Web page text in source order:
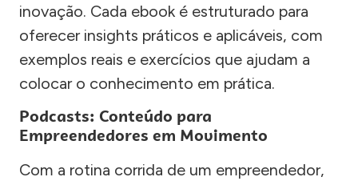
inovação. Cada ebook é estruturado para
oferecer insights práticos e aplicáveis, com
exemplos reais e exercícios que ajudam a
colocar o conhecimento em prática.
Podcasts: Conteúdo para
Empreendedores em Movimento
Com a rotina corrida de um empreendedor,